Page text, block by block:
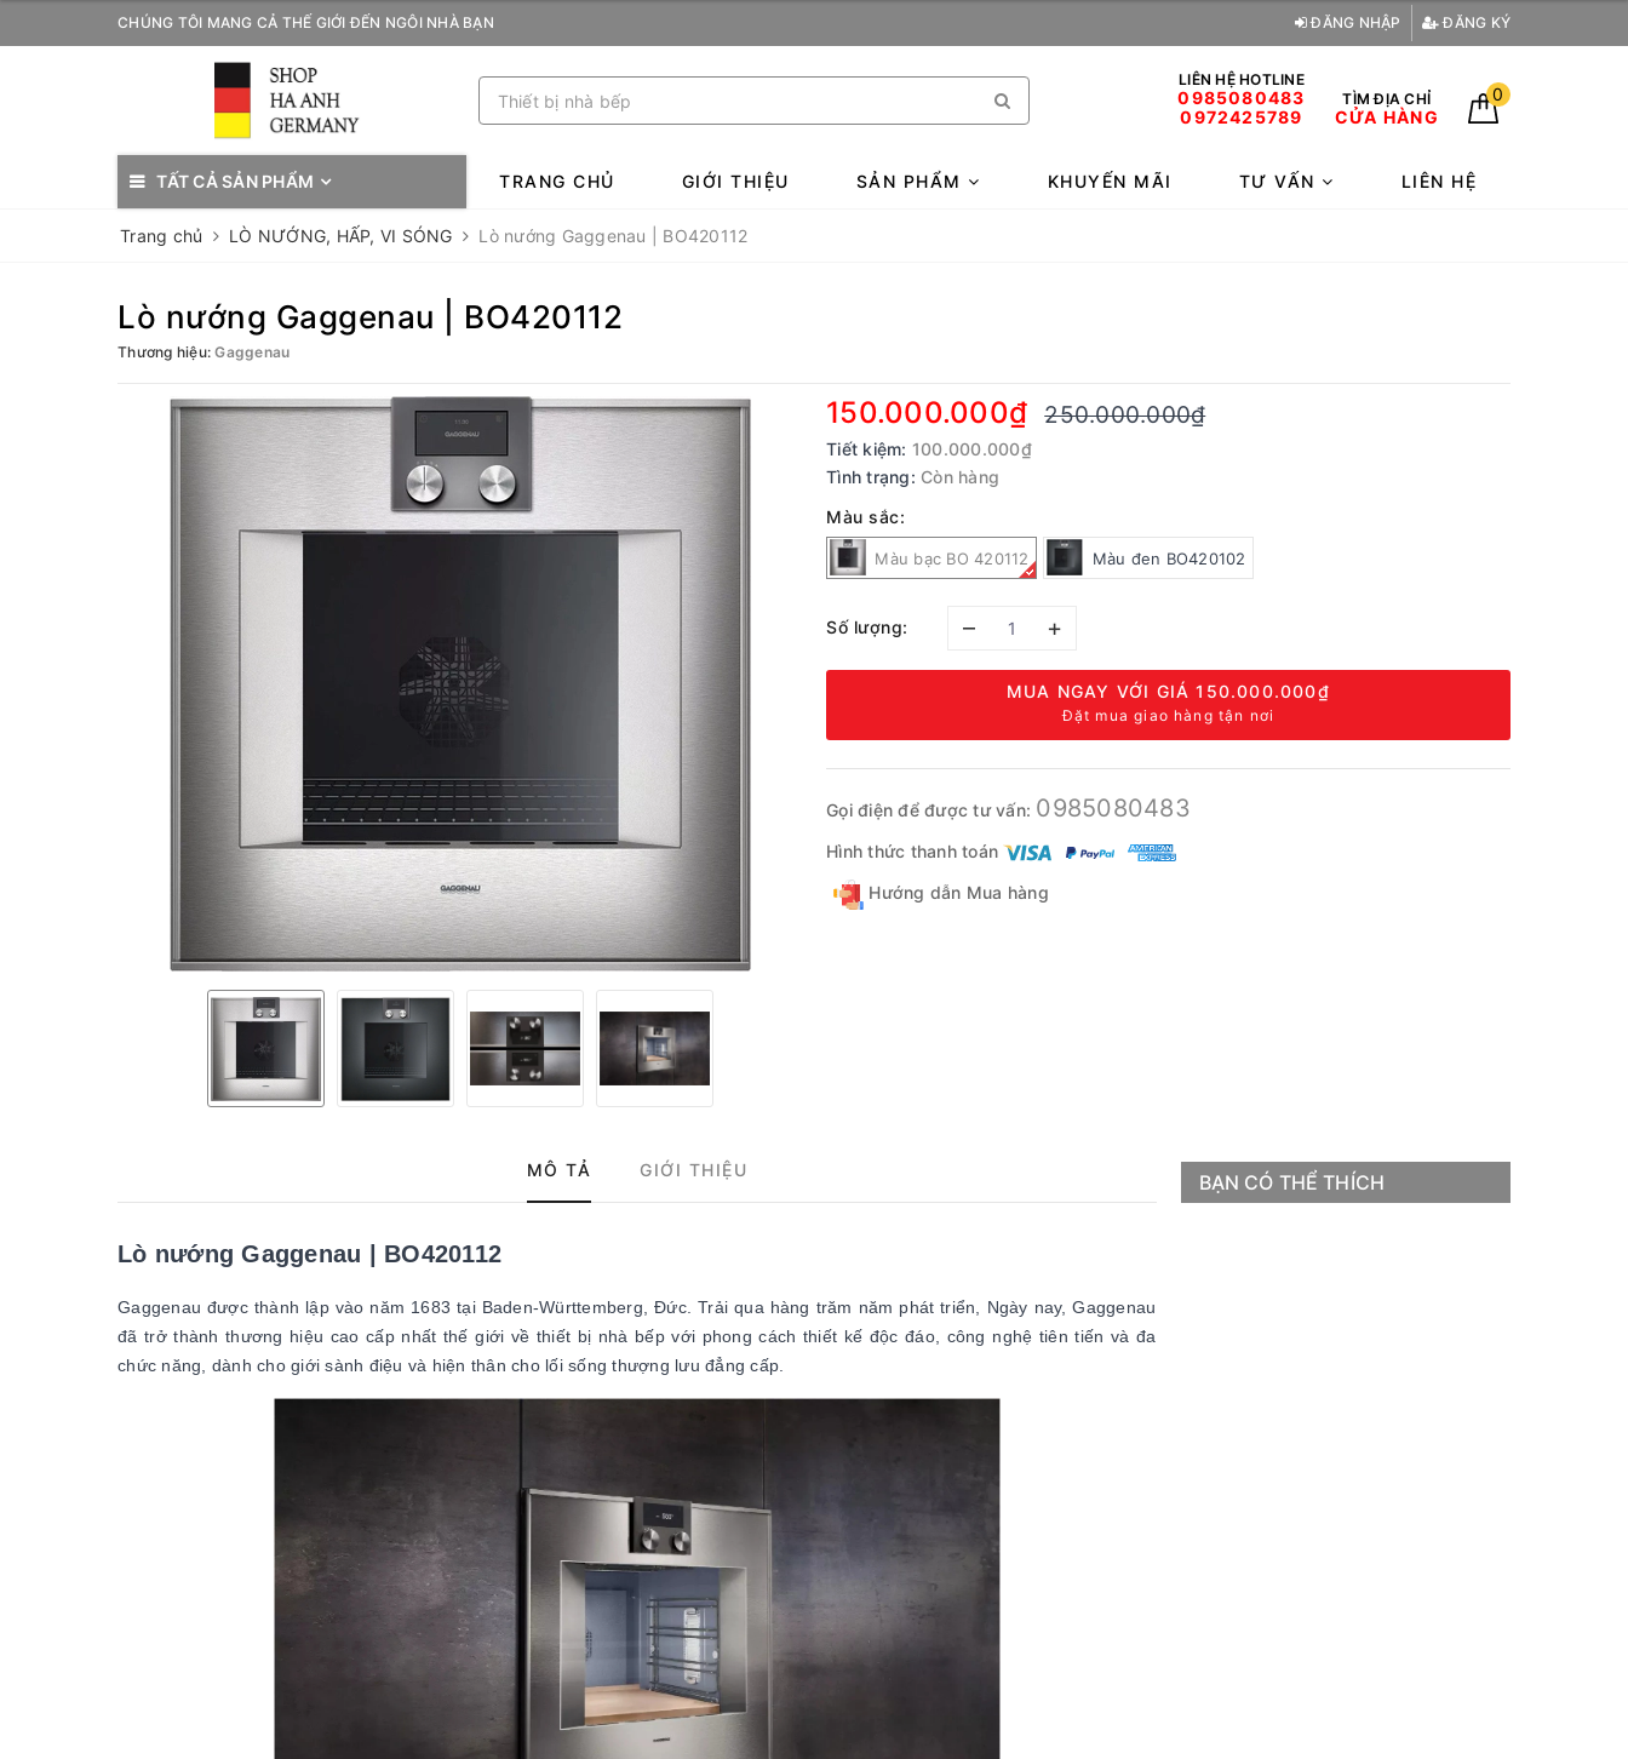
CHÚNG TÔI MANG CẢ THẾ GIỚI ĐẾN NGÔI NHÀ BẠN ĐĂNG NHẬP ĐĂNG KÝ
LIÊN HỆ HOTLINE
0985080483
0972425789
TÌM ĐỊA CHỈ
CỬA HÀNG
0
TẤT CẢ SẢN PHẨM TRANG CHỦ GIỚI THIỆU SẢN PHẨM KHUYẾN MÃI TƯ VẤN LIÊN HỆ
Trang chủ LÒ NƯỚNG, HẤP, VI SÓNG Lò nướng Gaggenau | BO420112
Lò nướng Gaggenau | BO420112
Thương hiệu:Gaggenau
150.000.000₫ 250.000.000₫
Tiết kiệm: 100.000.000₫
Tình trạng: Còn hàng
Màu sắc:
Màu bạc BO 420112 Màu đen BO420102
Số lượng: – +
MUA NGAY VỚI GIÁ150.000.000₫
Đặt mua giao hàng tận nơi
Gọi điện để được tư vấn: 0985080483
Hình thức thanh toán
Hướng dẫn Mua hàng
MÔ TẢ GIỚI THIỆU
Lò nướng Gaggenau | BO420112
Gaggenau được thành lập vào năm 1683 tại Baden-Württemberg, Đức. Trải qua hàng trăm năm phát triển, Ngày nay, Gaggenau
đã trở thành thương hiệu cao cấp nhất thế giới về thiết bị nhà bếp với phong cách thiết kế độc đáo, công nghệ tiên tiến và đa
chức năng, dành cho giới sành điệu và hiện thân cho lối sống thượng lưu đẳng cấp.
BẠN CÓ THỂ THÍCH